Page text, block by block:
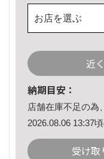
お店を選ぶ
近
納期目安：
店舗在庫不足の為
2026.08.06 13:37
受け取